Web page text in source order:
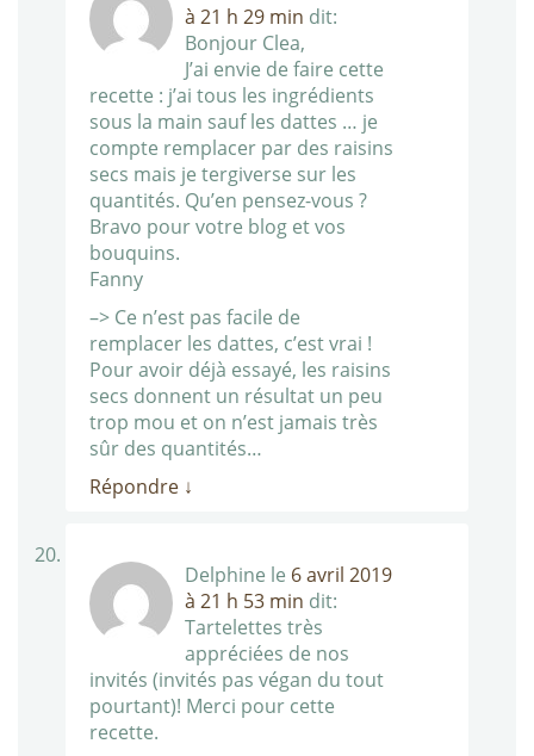
à 21 h 29 min dit:
Bonjour Clea,
J’ai envie de faire cette
recette : j’ai tous les ingrédients
sous la main sauf les dattes … je
compte remplacer par des raisins
secs mais je tergiverse sur les
quantités. Qu’en pensez-vous ?
Bravo pour votre blog et vos
bouquins.
Fanny
–> Ce n’est pas facile de
remplacer les dattes, c’est vrai !
Pour avoir déjà essayé, les raisins
secs donnent un résultat un peu
trop mou et on n’est jamais très
sûr des quantités…
Répondre ↓
Delphine le 6 avril 2019
à 21 h 53 min dit:
Tartelettes très
appréciées de nos
invités (invités pas végan du tout
pourtant)! Merci pour cette
recette.